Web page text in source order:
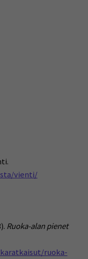
vienti/
Ruoka-alan pienet
ruoka-